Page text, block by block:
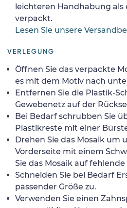
leichteren Handhabung als
verpackt.
Lesen Sie unsere
VERLEGUNG
Öffnen Sie das verpackte
es mit dem Motiv nach
Entfernen Sie die Plastik-
Gewebenetz auf der
Bei Bedarf schrubben Sie
Plastikreste mit einer
Drehen Sie das Mosaik um
Vorderseite mit einem
Sie das Mosaik auf fehlende
Schneiden Sie bei Bedarf
passender Größe zu.
Verwenden Sie einen